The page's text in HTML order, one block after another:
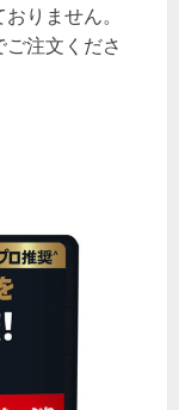
りません。
注文くださ